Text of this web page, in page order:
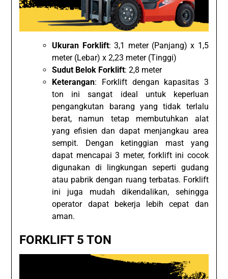
Ukuran Forklift: 3,1 meter (Panjang) x 1,5
meter (Lebar) x 2,23 meter (Tinggi)
Sudut Belok Forklift: 2,8 meter
Keterangan: Forklift dengan kapasitas 3
ton ini sangat ideal untuk keperluan
pengangkutan barang yang tidak terlalu
berat, namun tetap membutuhkan alat
yang efisien dan dapat menjangkau area
sempit. Dengan ketinggian mast yang
dapat mencapai 3 meter, forklift ini cocok
digunakan di lingkungan seperti gudang
atau pabrik dengan ruang terbatas. Forklift
ini juga mudah dikendalikan, sehingga
operator dapat bekerja lebih cepat dan
aman.
FORKLIFT 5 TON